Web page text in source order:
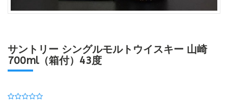
サントリー シングルモルトウイスキー 山崎
700ml（箱付）43度